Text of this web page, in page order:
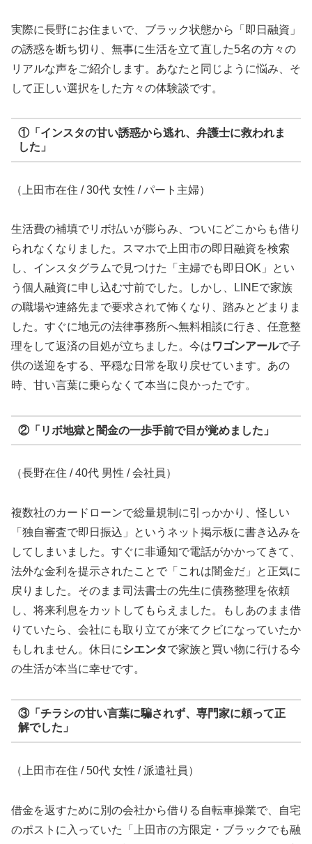
実際に長野にお住まいで、ブラック状態から「即日融資」
の誘惑を断ち切り、無事に生活を立て直した5名の方々の
リアルな声をご紹介します。あなたと同じように悩み、そ
して正しい選択をした方々の体験談です。
①「インスタの甘い誘惑から逃れ、弁護士に救われま
した」
（上田市在住 / 30代 女性 / パート主婦）
生活費の補填でリボ払いが膨らみ、ついにどこからも借り
られなくなりました。スマホで上田市の即日融資を検索
し、インスタグラムで見つけた「主婦でも即日OK」とい
う個人融資に申し込む寸前でした。しかし、LINEで家族
の職場や連絡先まで要求されて怖くなり、踏みとどまりま
した。すぐに地元の法律事務所へ無料相談に行き、任意整
理をして返済の目処が立ちました。今はワゴンアールで子
供の送迎をする、平穏な日常を取り戻せています。あの
時、甘い言葉に乗らなくて本当に良かったです。
②「リボ地獄と闇金の一歩手前で目が覚めました」
（長野在住 / 40代 男性 / 会社員）
複数社のカードローンで総量規制に引っかかり、怪しい
「独自審査で即日振込」というネット掲示板に書き込みを
してしまいました。すぐに非通知で電話がかかってきて、
法外な金利を提示されたことで「これは闇金だ」と正気に
戻りました。そのまま司法書士の先生に債務整理を依頼
し、将来利息をカットしてもらえました。もしあのまま借
りていたら、会社にも取り立てが来てクビになっていたか
もしれません。休日にシエンタで家族と買い物に行ける今
の生活が本当に幸せです。
③「チラシの甘い言葉に騙されず、専門家に頼って正
解でした」
（上田市在住 / 50代 女性 / 派遣社員）
借金を返すために別の会社から借りる自転車操業で、自宅
のポストに入っていた「上田市の方限定・ブラックでも融